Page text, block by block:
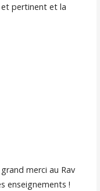
pertinent et la
merci au Rav
enseignements !